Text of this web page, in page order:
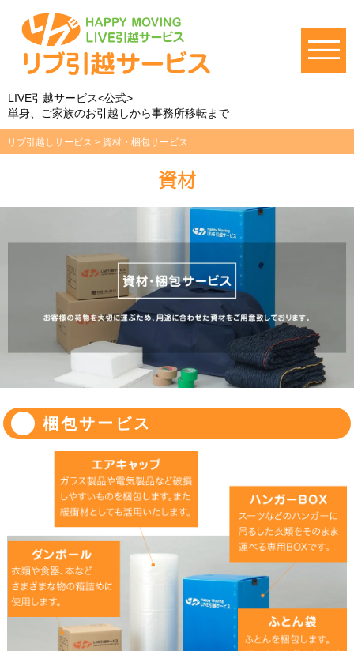
LIVE引越サービス<公式>
単身、ご家族のお引越しから事務所移転まで
リブ引越しサービス > 資材・梱包サービス
資材
梱包サービス